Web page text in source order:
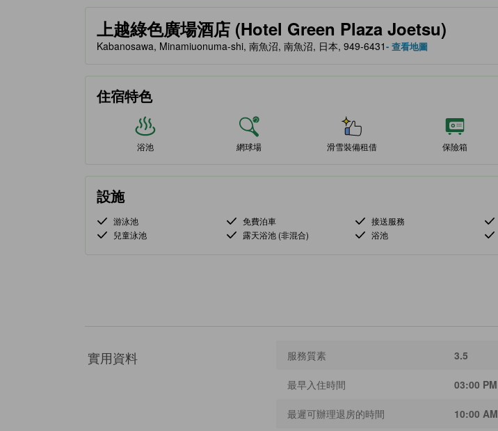
上越綠色廣場酒店 (Hotel Green Plaza Joetsu)
tooltip
金星評級由夥伴網站提供，反映住客對舒適度及設施服務等的預期。
Kabanosawa, Minamiuonuma-shi, 南魚沼, 南魚沼, 日本, 949-6431- 查看地圖
住宿特色
浴池 網球場 滑雪裝備租借 保險箱
設施
游泳池 免費泊車 接送服務
兒童泳池
露天浴池 (非混合) 浴池
實用資料 服務質素 3.5
最早入住時間 03:00 PM
最遲可辦理退房的時間 10:00 AM